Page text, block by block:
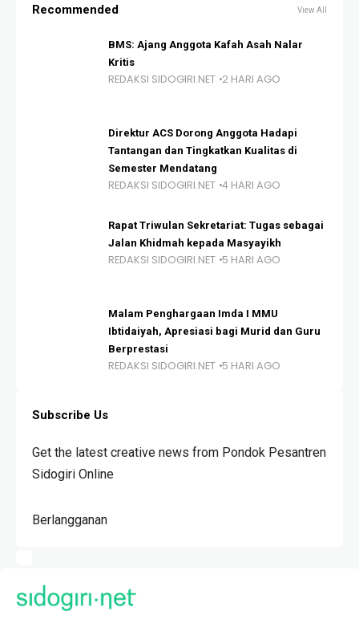
Recommended View All
BMS: Ajang Anggota Kafah Asah Nalar
Kritis
REDAKSI SIDOGIRI.NET 2 HARI AGO
Direktur ACS Dorong Anggota Hadapi
Tantangan dan Tingkatkan Kualitas di
Semester Mendatang
REDAKSI SIDOGIRI.NET 4 HARI AGO
Rapat Triwulan Sekretariat: Tugas sebagai
Jalan Khidmah kepada Masyayikh
REDAKSI SIDOGIRI.NET 5 HARI AGO
Malam Penghargaan Imda I MMU
Ibtidaiyah, Apresiasi bagi Murid dan Guru
Berprestasi
REDAKSI SIDOGIRI.NET 5 HARI AGO
Subscribe Us
Get the latest creative news from Pondok Pesantren
Sidogiri Online
Berlangganan